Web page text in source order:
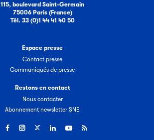
115, boulevard Saint-Germain
75006 Paris (France)
Tél. 33 (0)1 44 41 40 50
Espace presse
Contact presse
Communiqués de presse
Restons en contact
Nous contacter
Abonnement newsletter SNE